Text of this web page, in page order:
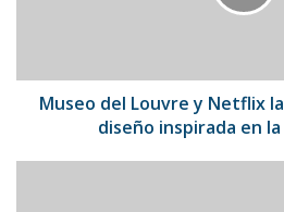
de
diseñoMuseo del Louvre y Netflix
diseño inspirada en la